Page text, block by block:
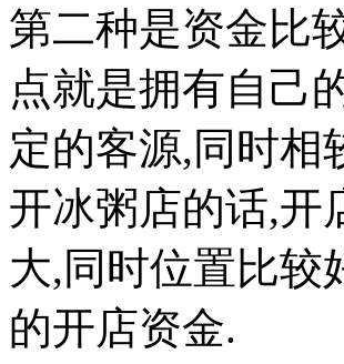
第二种是资金比
点就是拥有自己
定的客源,同时相
开冰粥店的话,开
大,同时位置比较
的开店资金.